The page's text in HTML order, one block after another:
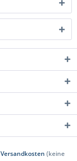
Versandkosten (keine